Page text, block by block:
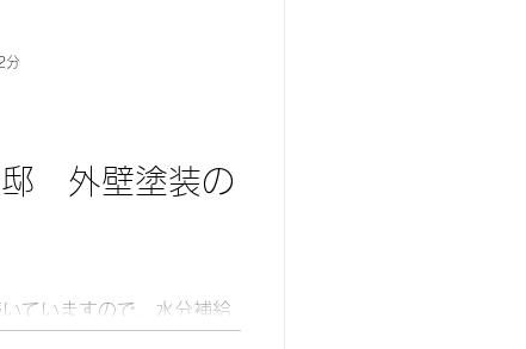
邸 外壁塗装の
！ 本日は外壁塗装の上塗
分